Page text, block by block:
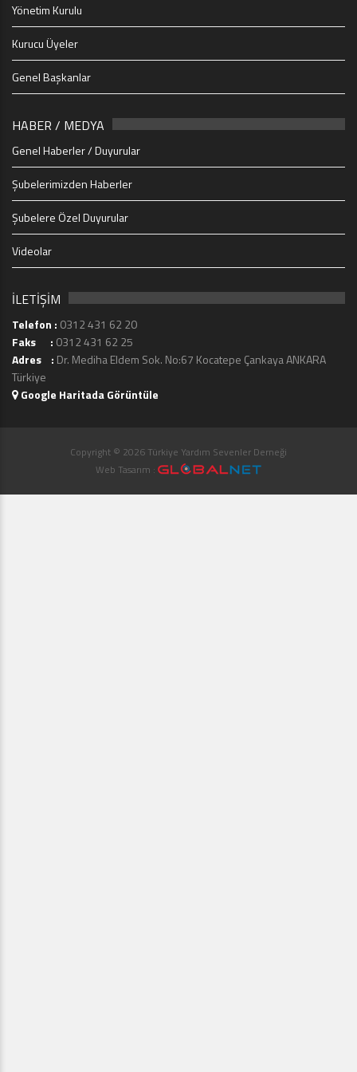
Yönetim Kurulu
Kurucu Üyeler
Genel Başkanlar
HABER / MEDYA
Genel Haberler / Duyurular
Şubelerimizden Haberler
Şubelere Özel Duyurular
Videolar
İLETİŞİM
Telefon : 0312 431 62 20
Faks : 0312 431 62 25
Adres : Dr. Mediha Eldem Sok. No:67 Kocatepe Çankaya ANKARA
Türkiye
Google Haritada Görüntüle
Copyright © 2026 Türkiye Yardım Sevenler Derneği
Web Tasarım :